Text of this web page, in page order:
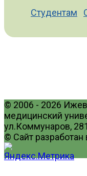
Студентам
© 2006 - 2026
медицинский
ул.Коммунаров,
© Сайт разработан